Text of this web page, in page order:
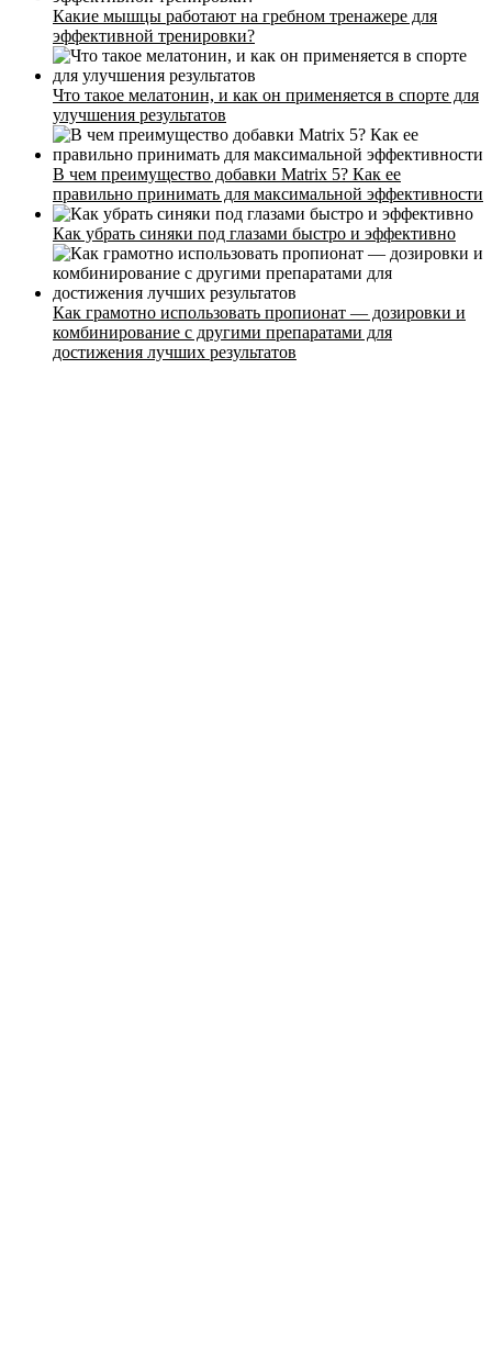
Какие мышцы работают на гребном тренажере для
эффективной тренировки?
Что такое мелатонин, и как он применяется в спорте для
улучшения результатов
В чем преимущество добавки Matrix 5? Как ее
правильно принимать для максимальной эффективности
Как убрать синяки под глазами быстро и эффективно
Как грамотно использовать пропионат — дозировки и
комбинирование с другими препаратами для
достижения лучших результатов
Стоимость
Расписание
Тренеры
Контакты